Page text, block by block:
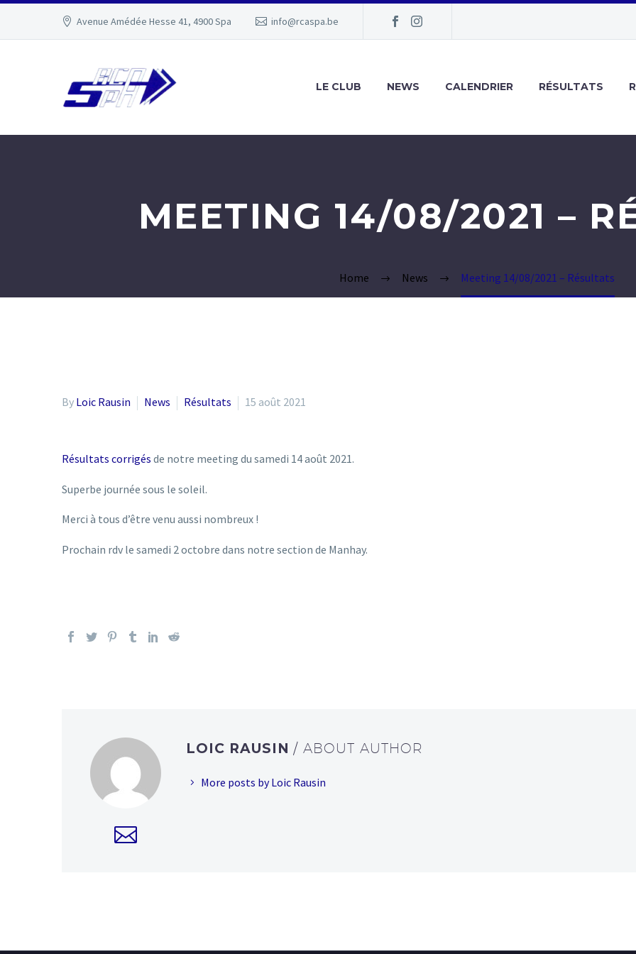
Avenue Amédée Hesse 41, 4900 Spa info@rcaspa.be
LE CLUB NEWS CALENDRIER RÉSULTATS
MEETING 14/08/2021 –
Home News Meeting 14/08/2021 – Résultats
By Loic Rausin News Résultats 15 août 2021
Résultats corrigés de notre meeting du samedi 14 août 2021.
Superbe journée sous le soleil.
Merci à tous d’être venu aussi nombreux !
Prochain rdv le samedi 2 octobre dans notre section de Manhay.
LOIC RAUSIN/ ABOUT AUTHOR
More posts by Loic Rausin